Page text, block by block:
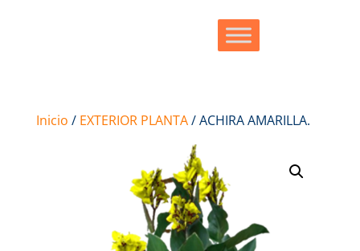
Inicio / EXTERIOR PLANTA/ ACHIRA AMARILLA.